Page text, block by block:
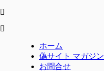
ホーム
偽サイト マガジン
お問合せ